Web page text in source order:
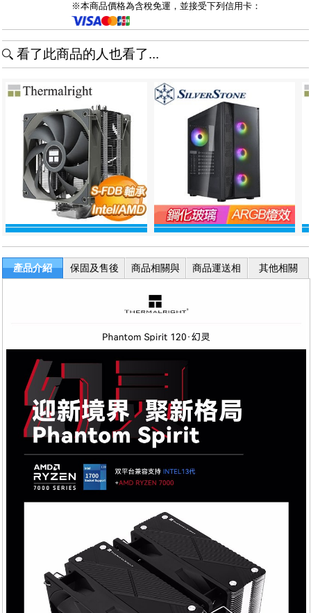
※本商品價格為含稅免運，並接受下列信用卡：
看了此商品的人也看了...
產品介紹
保固及售後
商品相關與
商品運送相
其他相關